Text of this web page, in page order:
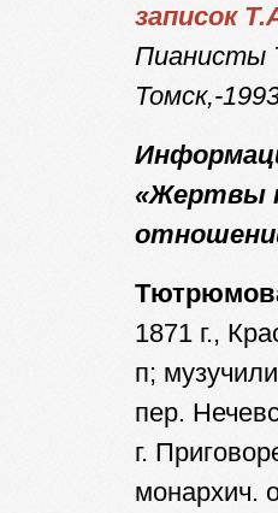
записок
Пианисты
Томск,-
«Жертвы
1871 г.,
п;
пер.
г.
монархич.